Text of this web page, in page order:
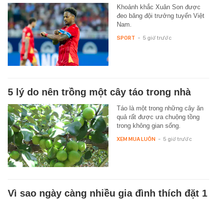
Khoảnh khắc Xuân Son được
đeo băng đội trưởng tuyển Việt
Nam.
SPORT - 5 giờ trước
5 lý do nên trồng một cây táo trong nhà
Táo là một trong những cây ăn
quả rất được ưa chuộng tồng
trong không gian sống.
XEM MUA LUÔN - 5 giờ trước
Vì sao ngày càng nhiều gia đình thích đặt 1